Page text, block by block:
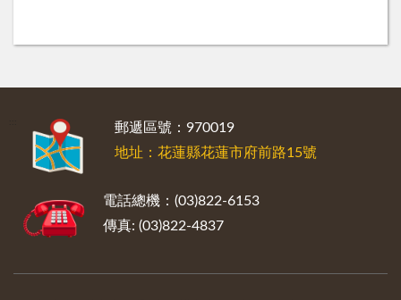
郵遞區號：970019
地址：花蓮縣花蓮市府前路15號
電話總機：(03)822-6153
傳真: (03)822-4837